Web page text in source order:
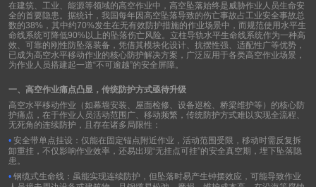
在建筑、工业、能源等领域的高空作业中，高空坠落始终是威胁作业人员生命安
全的首要隐患。据统计，我国每年因高空坠落导致的伤亡事故占工业安全事故总
数的38% ，其中约70%发生在无有效防护措施的作业场景中，而规范使用水平生
命线系统可降低90% 以上的坠落伤亡风险。立柱导轨水平生命线系统作为一种高
效、可靠的刚性防坠落装备，凭借其模块化设计、抗摆性强、适配性广等优势，
已成为高空水平移动作业的核心防护解决方案，广泛应用于各类高空作业场景，
为作业人员搭建起一道“不可逾越”的安全屏障。
一、高空作业痛点凸显，传统防护方式亟待升级
高空水平移动作业（如幕墙安装、屋面检修、设备巡检、桥梁维护等）的核心防
护痛点，在于作业人员活动范围广、移动频繁，传统防护方式难以实现全流程、
无死角的连续防护，且存在诸多局限性：
• 安全带单点挂设：仅能在固定锚点附近作业，活动范围受限，移动时需反复拆
卸重挂，不仅影响作业效率，还易出现“无挂点可挂”的安全真空期，埋下坠落隐
患。
• 钢缆式生命线：虽能实现连续防护，但坠落时易产生钟摆效应，可能导致作业